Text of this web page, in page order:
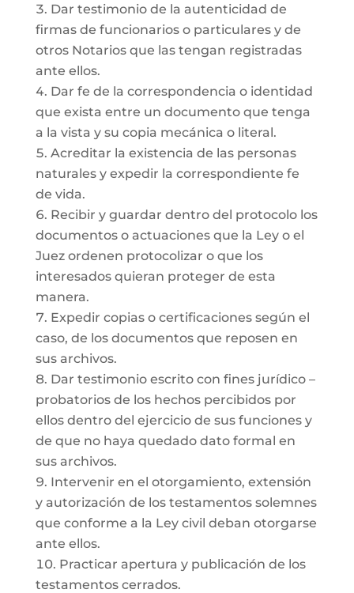
Dar testimonio de la autenticidad de
firmas de funcionarios o particulares y de
otros Notarios que las tengan registradas
ante ellos.
Dar fe de la correspondencia o identidad
que exista entre un documento que tenga
a la vista y su copia mecánica o literal.
Acreditar la existencia de las personas
naturales y expedir la correspondiente fe
de vida.
Recibir y guardar dentro del protocolo los
documentos o actuaciones que la Ley o el
Juez ordenen protocolizar o que los
interesados quieran proteger de esta
manera.
Expedir copias o certificaciones según el
caso, de los documentos que reposen en
sus archivos.
Dar testimonio escrito con fines jurídico –
probatorios de los hechos percibidos por
ellos dentro del ejercicio de sus funciones y
de que no haya quedado dato formal en
sus archivos.
Intervenir en el otorgamiento, extensión
y autorización de los testamentos solemnes
que conforme a la Ley civil deban otorgarse
ante ellos.
Practicar apertura y publicación de los
testamentos cerrados.